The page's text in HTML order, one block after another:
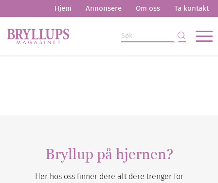
Hjem Annonsere Om oss Ta kontakt
Bryllup på hjernen?
Her hos oss finner dere alt dere trenger for